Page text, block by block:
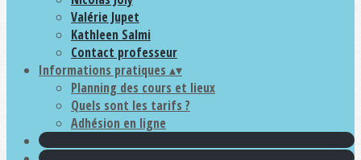
Valérie Jupet
Kathleen Salmi
Contact professeur
Informations pratiques ▴▾
Planning des cours et lieux
Quels sont les tarifs ?
Adhésion en ligne